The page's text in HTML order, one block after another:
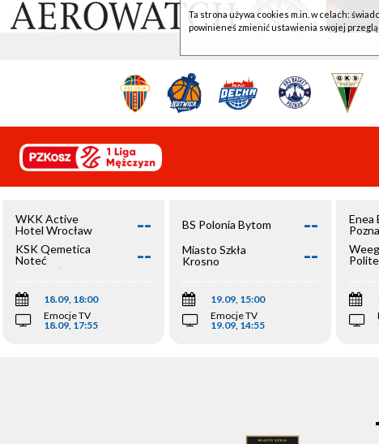
WKK Active
Hotel Wrocław
--
KSK Qemetica
Noteć
Inowrocław
--
18.09, 18:00
Emocje TV
18.09, 17:55
BS Polonia Bytom --
Miasto Szkła
Krosno
--
19.09, 15:00
Emocje TV
19.09, 14:55
Enea
Ta strona używa cookies m.in. w celach:
powinieneś zmienić ustawienia swojej